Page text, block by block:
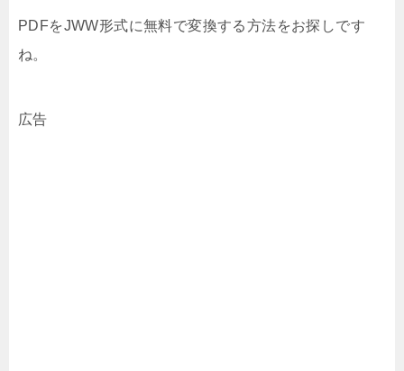
PDFをJWW形式に無料で変換する方法をお探しです
ね。
広告